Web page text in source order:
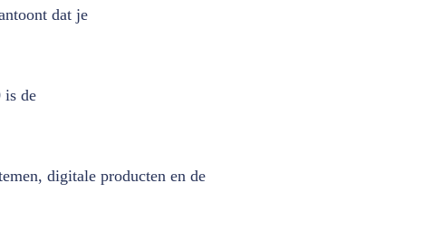
dat je
is de
digitale producten en de